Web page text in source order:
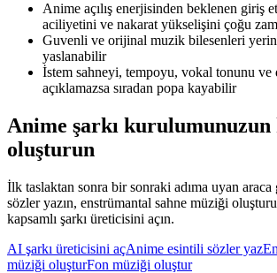
Anime açılış enerjisinden beklenen giriş
aciliyetini ve nakarat yükselişini çoğu
Guvenli ve orijinal muzik bilesenleri
yaslanabilir
İstem sahneyi, tempoyu, vokal tonunu ve
açıklamazsa sıradan popa kayabilir
Anime şarkı kurulumunuzun
oluşturun
İlk taslaktan sonra bir sonraki adıma uyan
sözler yazın, enstrümantal sahne müziği
kapsamlı şarkı üreticisini açın.
AI şarkı üreticisini açAnime esintili sözler yaz
müziği oluşturFon müziği oluştur